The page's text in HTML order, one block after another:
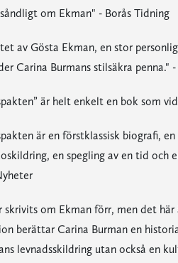
om Ekman" - Borås Tidning
av Gösta Ekman, en stor
Carina Burmans stilsäkra penna."
är helt enkelt en bok som
är en förstklassisk biografi,
en spegling av en tid och
skrivits om Ekman förr, men det
berättar Carina Burman en
levnadsskildring utan också en